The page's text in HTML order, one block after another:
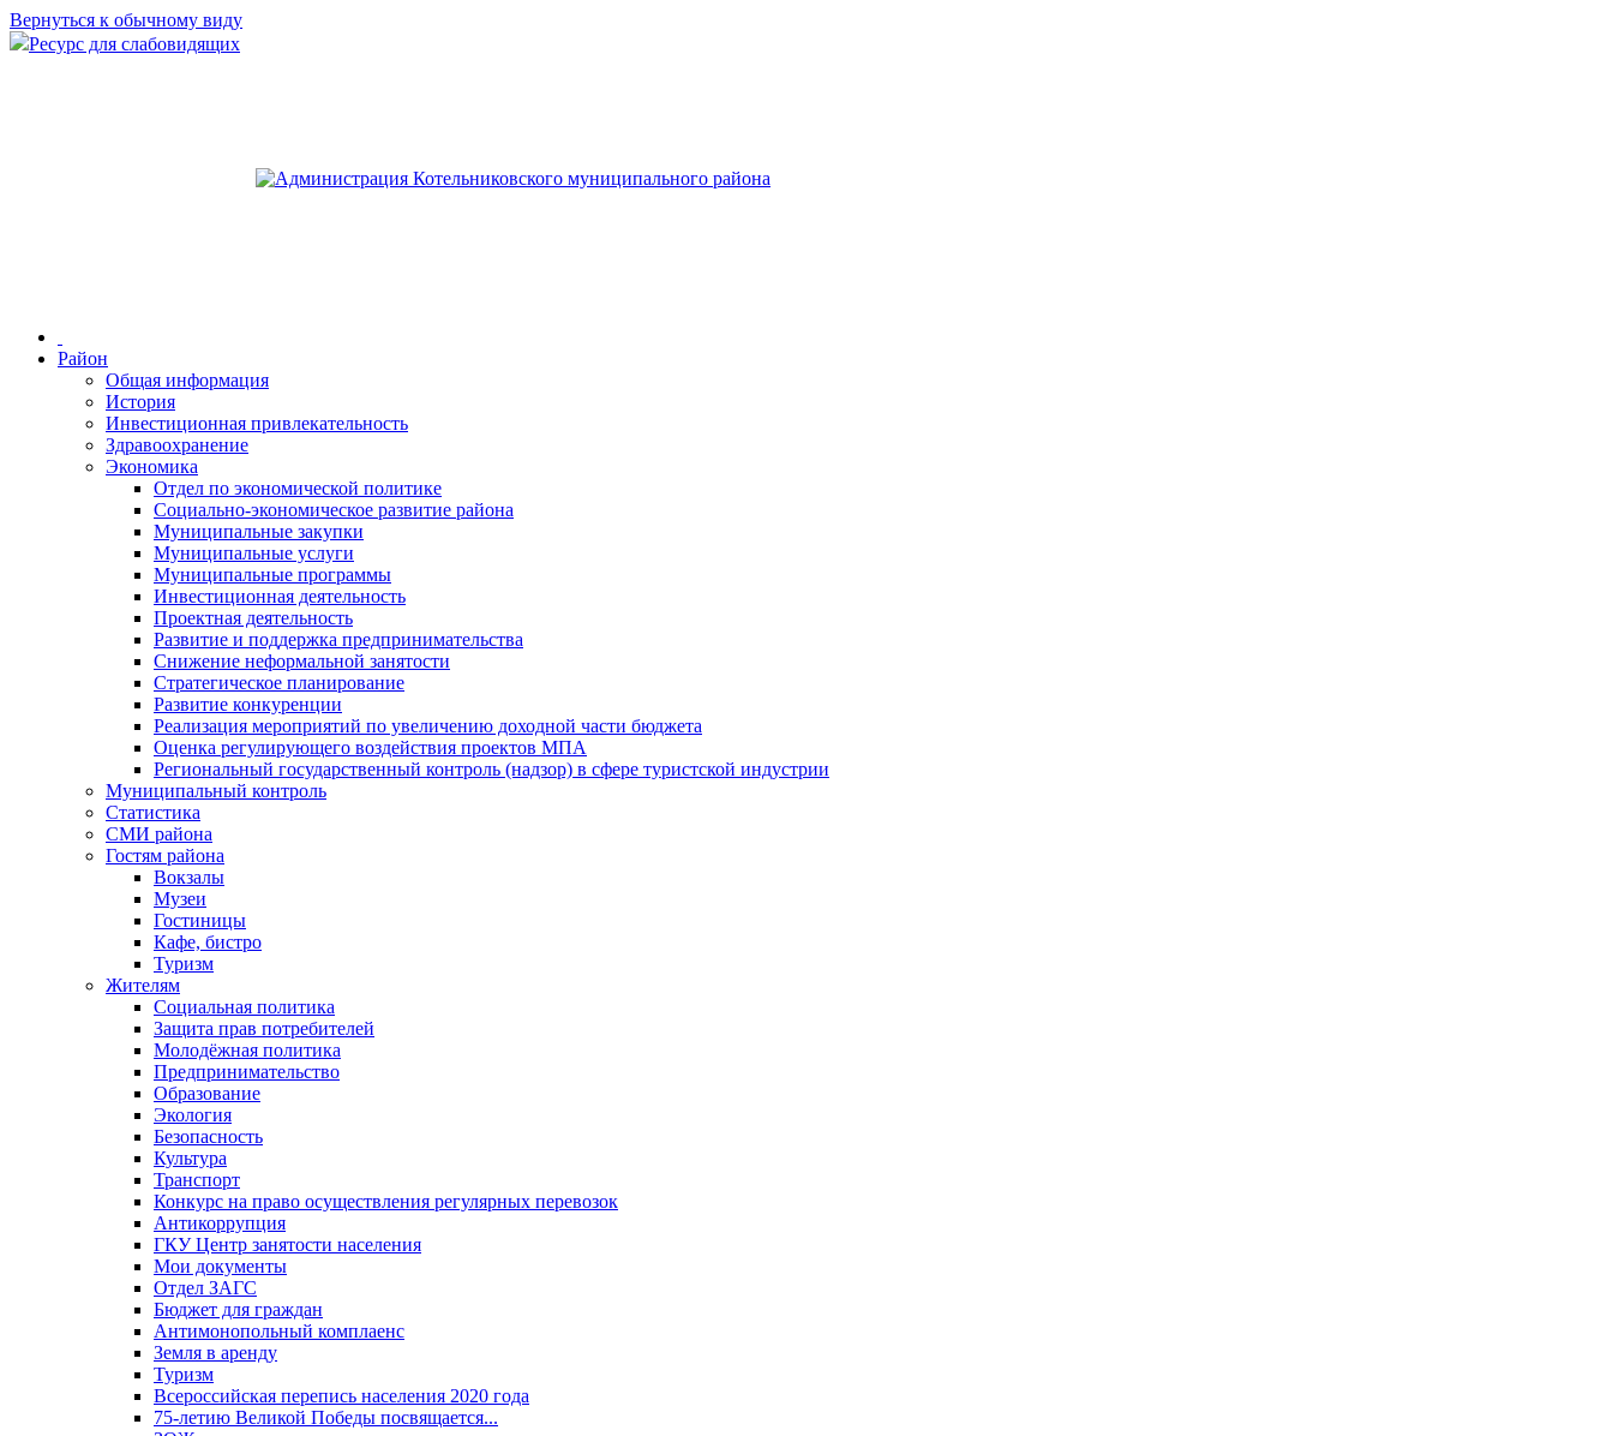
Вернуться к обычному виду
Ресурс для слабовидящих
Район
Общая информация
История
Инвестиционная привлекательность
Здравоохранение
Экономика
Отдел по экономической политике
Социально-экономическое развитие района
Муниципальные закупки
Муниципальные услуги
Муниципальные программы
Инвестиционная деятельность
Проектная деятельность
Развитие и поддержка предпринимательства
Снижение неформальной занятости
Стратегическое планирование
Развитие конкуренции
Реализация мероприятий по увеличению доходной части бюджета
Оценка регулирующего воздействия проектов МПА
Региональный государственный контроль (надзор) в сфере туристской индустрии
Муниципальный контроль
Статистика
СМИ района
Гостям района
Вокзалы
Музеи
Гостиницы
Кафе, бистро
Туризм
Жителям
Социальная политика
Защита прав потребителей
Молодёжная политика
Предпринимательство
Образование
Экология
Безопасность
Культура
Транспорт
Конкурс на право осуществления регулярных перевозок
Антикоррупция
ГКУ Центр занятости населения
Мои документы
Отдел ЗАГС
Бюджет для граждан
Антимонопольный комплаенс
Земля в аренду
Туризм
Всероссийская перепись населения 2020 года
75-летию Великой Победы посвящается...